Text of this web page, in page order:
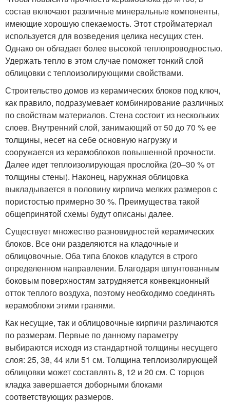
состав включают различные минеральные компоненты,
имеющие хорошую спекаемость. Этот стройматериал
используется для возведения целика несущих стен.
Однако он обладает более высокой теплопроводностью.
Удержать тепло в этом случае поможет тонкий слой
облицовки с теплоизолирующими свойствами.
Строительство домов из керамических блоков под ключ,
как правило, подразумевает комбинирование различных
по свойствам материалов. Стена состоит из нескольких
слоев. Внутренний слой, занимающий от 50 до 70 % ее
толщины, несет на себе основную нагрузку и
сооружается из керамоблоков повышенной прочности.
Далее идет теплоизолирующая прослойка (20–30 % от
толщины стены). Наконец, наружная облицовка
выкладывается в половину кирпича мелких размеров с
пористостью примерно 30 %. Преимущества такой
общепринятой схемы будут описаны далее.
Существует множество разновидностей керамических
блоков. Все они разделяются на кладочные и
облицовочные. Оба типа блоков кладутся в строго
определенном направлении. Благодаря шпунтованным
боковым поверхностям затрудняется конвекционный
отток теплого воздуха, поэтому необходимо соединять
керамоблоки этими гранями.
Как несущие, так и облицовочные кирпичи различаются
по размерам. Первые по данному параметру
выбираются исходя из стандартной толщины несущего
слоя: 25, 38, 44 или 51 см. Толщина теплоизолирующей
облицовки может составлять 8, 12 и 20 см. С торцов
кладка завершается доборными блоками
соответствующих размеров.